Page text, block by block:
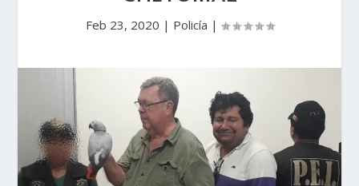
Feb 23, 2020 | Policía |